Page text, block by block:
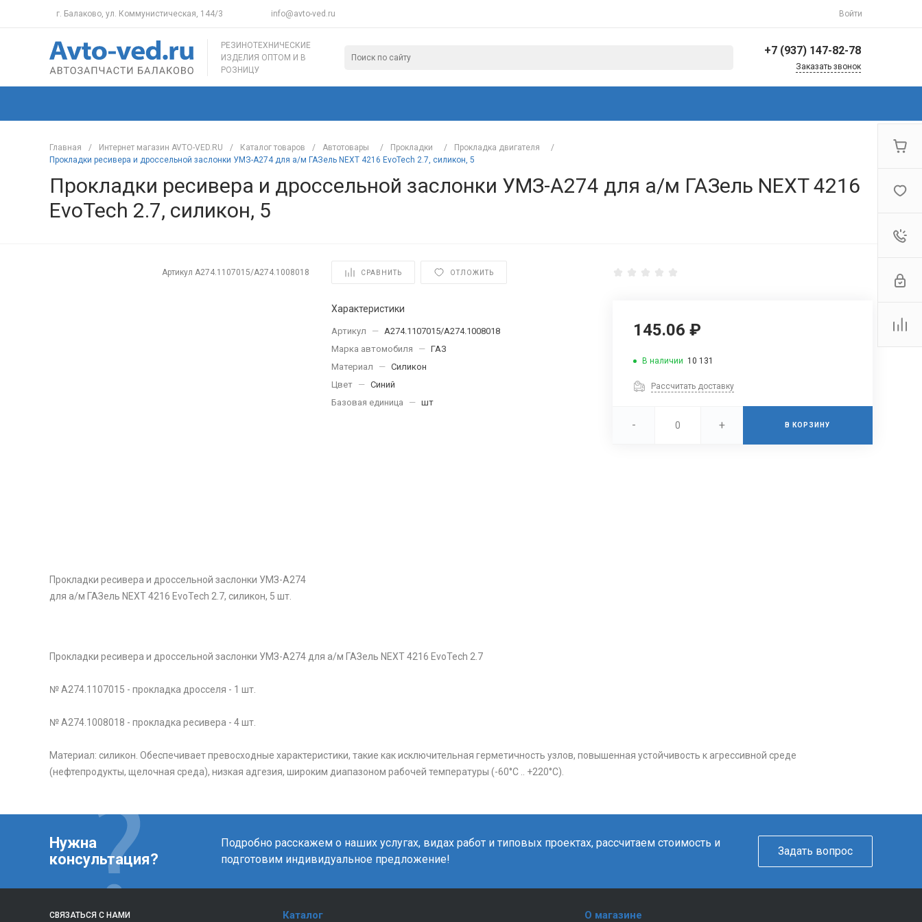
г. Балаково, ул. Коммунистическая, 144/3 info@avto-ved.ru Войти
РЕЗИНОТЕХНИЧЕСКИЕ
ИЗДЕЛИЯ ОПТОМ И В
РОЗНИЦУ
+7 (937) 147-82-78
Коммунистическая,
Заказать звонок
Главная / Интернет магазин AVTO-VED.RU / Каталог товаров / Автотовары / Прокладки / Прокладка двигателя
/
Прокладки ресивера и дроссельной заслонки УМЗ-А274 для а/м ГАЗель NEXT 4216 EvoTech 2.7, силикон, 5
Прокладки ресивера и дроссельной заслонки УМЗ-А274 для а/м ГАЗель NEXT 4216
EvoTech 2.7, силикон, 5
Артикул A274.1107015/A274.1008018 СРАВНИТЬ ОТЛОЖИТЬ
Прокладки ресивера и дроссельной заслонки УМЗ-А274
для а/м ГАЗель NEXT 4216 EvoTech 2.7, силикон, 5 шт.
Характеристики
Артикул — A274.1107015/A274.1008018
Марка автомобиля
— ГАЗ
Материал
— Силикон
Цвет
— Синий
Базовая единица
— шт
145.06 ₽
В наличии 10 131
Рассчитать доставку
- + В КОРЗИНУ
Прокладки ресивера и дроссельной заслонки УМЗ-А274 для а/м ГАЗель NEXT 4216 EvoTech 2.7
№ А274.1107015 - прокладка дросселя - 1 шт.
№ А274.1008018 - прокладка ресивера - 4 шт.
Материал: силикон. Обеспечивает превосходные характеристики, такие как исключительная герметичность узлов, повышенная устойчивость к агрессивной среде
(нефтепродукты, щелочная среда), низкая адгезия, широким диапазоном рабочей температуры (-60°C .. +220°C).
Нужна
консультация?
Подробно расскажем о наших услугах, видах работ и типовых проектах, рассчитаем стоимость и
подготовим индивидуальное предложение!
Задать вопрос
СВЯЗАТЬСЯ С НАМИ Каталог О магазине